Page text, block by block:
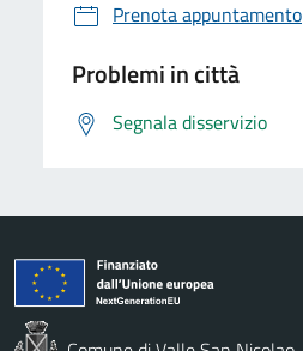
Prenota appuntamento
Problemi in città
Segnala disservizio